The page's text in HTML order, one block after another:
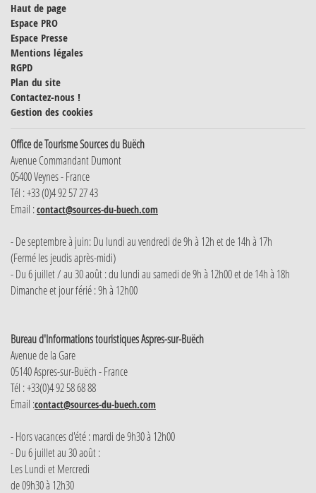
Haut de page
Espace PRO
Espace Presse
Mentions légales
RGPD
Plan du site
Contactez-nous !
Gestion des cookies
Office de Tourisme Sources du Buëch
Avenue Commandant Dumont
05400 Veynes - France
Tél : +33 (0)4 92 57 27 43
Email :contact@sources-du-buech.com
- De septembre à juin: Du lundi au vendredi de 9h à 12h et de 14h à 17h
(Fermé les jeudis après-midi)
- Du 6 juillet / au 30 août : du lundi au samedi de 9h à 12h00 et de 14h à 18h
Dimanche et jour férié : 9h à 12h00
Bureau d'Informations touristiques Aspres-sur-Buëch
Avenue de la Gare
05140 Aspres-sur-Buëch - France
Tél : +33(0)4 92 58 68 88
Email :contact@sources-du-buech.com
- Hors vacances d'été : mardi de 9h30 à 12h00
- Du 6 juillet au 30 août :
Les Lundi et Mercredi
de 09h30 à 12h30